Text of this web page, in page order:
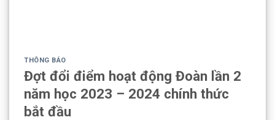
THÔNG BÁO
Đợt đổi điểm hoạt động Đoàn lần 2
năm học 2023 – 2024 chính thức
bắt đầu